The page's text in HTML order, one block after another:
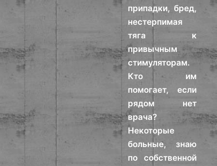
припадки, бред,
нестерпимая
тяга к
привычным
стимуляторам.
Кто им
помогает, если
рядом нет
врача?
Некоторые
больные, знаю
по собственной